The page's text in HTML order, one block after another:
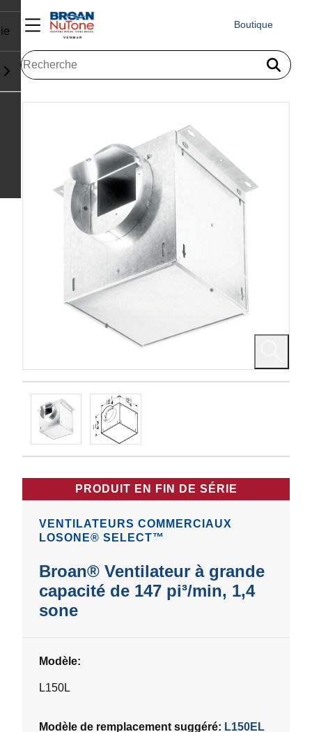
Boutique
PRODUIT EN FIN DE SÉRIE
VENTILATEURS COMMERCIAUX
LOSONE® SELECT™
Broan® Ventilateur à grande
capacité de 147 pi³/min, 1,4
sone
Modèle:
L150L
Modèle de remplacement suggéré: L150EL